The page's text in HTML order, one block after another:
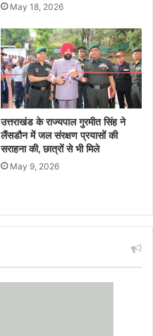
May 18, 2026
उत्तराखंड के राज्यपाल गुरमीत सिंह ने
लैंसडौन में जल संरक्षण प्रयासों की
सराहना की, छात्रों से भी मिले
May 9, 2026